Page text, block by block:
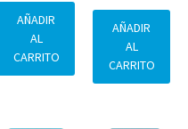
AÑADIR
AL
CARRITO
AÑADIR
AL
CARRITO